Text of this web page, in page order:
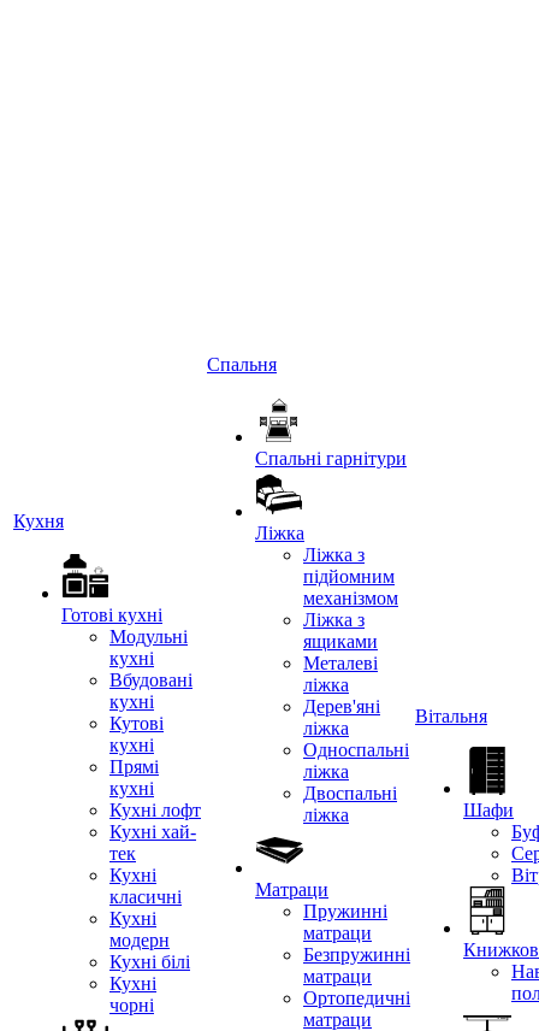
Кухня
Готові кухні
Модульні
кухні
Вбудовані
кухні
Кутові
кухні
Прямі
кухні
Кухні лофт
Кухні хай-
тек
Кухні
класичні
Кухні
модерн
Кухні білі
Кухні
чорні
Спальня
Спальні гарнітури
Ліжка
Ліжка з
підйомним
механізмом
Ліжка з
ящиками
Металеві
ліжка
Дерев'яні
ліжка
Односпальні
ліжка
Двоспальні
ліжка
Матраци
Пружинні
матраци
Безпружинні
матраци
Ортопедичні
матраци
Вітальня
Шафи